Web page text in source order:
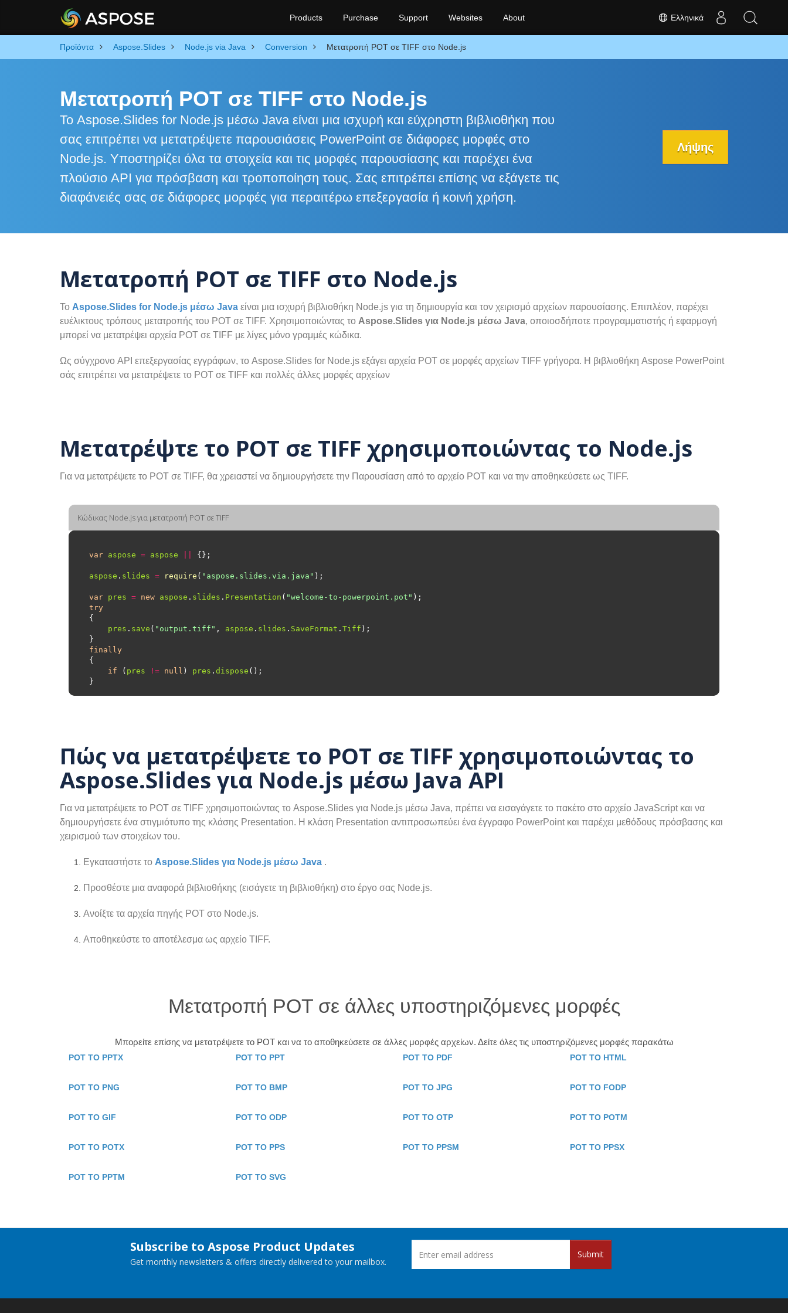
Ελληνικά
Products Purchase Support Websites About
Προϊόντα Aspose.Slides Node.js via Java Conversion Μετατροπή POT σε TIFF στο Node.js
Μετατροπή POT σε TIFF στο Node.js
Το Aspose.Slides for Node.js μέσω Java είναι μια ισχυρή και εύχρηστη βιβλιοθήκη που
σας επιτρέπει να μετατρέψετε παρουσιάσεις PowerPoint σε διάφορες μορφές στο
Node.js. Υποστηρίζει όλα τα στοιχεία και τις μορφές παρουσίασης και παρέχει ένα
πλούσιο API για πρόσβαση και τροποποίηση τους. Σας επιτρέπει επίσης να εξάγετε τις
διαφάνειές σας σε διάφορες μορφές για περαιτέρω επεξεργασία ή κοινή χρήση.
Λήψης
Μετατροπή POT σε TIFF στο Node.js
Το Aspose.Slides for Node.js μέσω Java είναι μια ισχυρή βιβλιοθήκη Node.js για τη δημιουργία και τον χειρισμό αρχείων παρουσίασης. Επιπλέον, παρέχει
ευέλικτους τρόπους μετατροπής του POT σε TIFF. Χρησιμοποιώντας το Aspose.Slides για Node.js μέσω Java, οποιοσδήποτε προγραμματιστής ή εφαρμογή
μπορεί να μετατρέψει αρχεία POT σε TIFF με λίγες μόνο γραμμές κώδικα.
Ως σύγχρονο API επεξεργασίας εγγράφων, το Aspose.Slides for Node.js εξάγει αρχεία POT σε μορφές αρχείων TIFF γρήγορα. Η βιβλιοθήκη Aspose PowerPoint
σάς επιτρέπει να μετατρέψετε το POT σε TIFF και πολλές άλλες μορφές αρχείων
Μετατρέψτε το POT σε TIFF χρησιμοποιώντας το Node.js
Για να μετατρέψετε το POT σε TIFF, θα χρειαστεί να δημιουργήσετε την Παρουσίαση από το αρχείο POT και να την αποθηκεύσετε ως TIFF.
Κώδικας Node.js για μετατροπή POT σε TIFF
var aspose = aspose
aspose . slides = require ( "aspose.slides.via.java"
var pres = new aspose . slides . Presentation ( "welcome-to-powerpoint.pot"
try
pres . save ( "output.tiff" , aspose . slides . SaveFormat . Tiff
finally
if ( pres != null ) pres . dispose
Πώς να μετατρέψετε το POT σε TIFF χρησιμοποιώντας το
Aspose.Slides για Node.js μέσω Java API
Για να μετατρέψετε το POT σε TIFF χρησιμοποιώντας το Aspose.Slides για Node.js μέσω Java, πρέπει να εισαγάγετε το πακέτο στο αρχείο JavaScript και να
δημιουργήσετε ένα στιγμιότυπο της κλάσης Presentation. Η κλάση Presentation αντιπροσωπεύει ένα έγγραφο PowerPoint και παρέχει μεθόδους πρόσβασης και
χειρισμού των στοιχείων του.
Εγκαταστήστε το Aspose.Slides για Node.js μέσω Java .
Προσθέστε μια αναφορά βιβλιοθήκης (εισάγετε τη βιβλιοθήκη) στο έργο σας Node.js.
Ανοίξτε τα αρχεία πηγής POT στο Node.js.
Αποθηκεύστε το αποτέλεσμα ως αρχείο TIFF.
Μετατροπή POT σε άλλες υποστηριζόμενες μορφές
Μπορείτε επίσης να μετατρέψετε το POT και να το αποθηκεύσετε σε άλλες μορφές αρχείων. Δείτε όλες τις υποστηριζόμενες μορφές παρακάτω
POT TO PPTX POT TO PPT POT TO PDF POT TO HTML
POT TO PNG POT TO BMP POT TO JPG POT TO FODP
POT TO GIF POT TO ODP POT TO OTP POT TO POTM
POT TO POTX POT TO PPS POT TO PPSM POT TO PPSX
POT TO PPTM POT TO SVG
Subscribe to Aspose Product Updates
Get monthly newsletters & offers directly delivered to your mailbox.
Submit